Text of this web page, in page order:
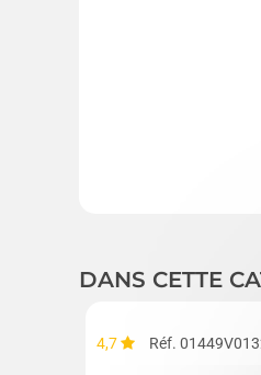
DANS CETTE
4,7 Réf.